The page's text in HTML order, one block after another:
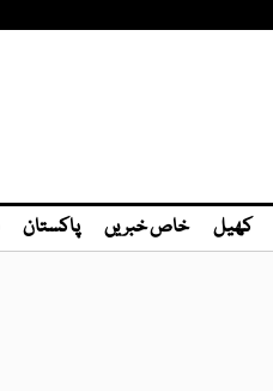
کھیل خاص خبریں پاکستان